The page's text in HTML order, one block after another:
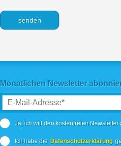
Monatlichen Newsletter
Ja, ich will den kostenfreien Newsletter
Ich habe die Datenschutzerklärung